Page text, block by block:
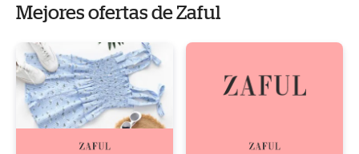
Mejores ofertas de Zaful